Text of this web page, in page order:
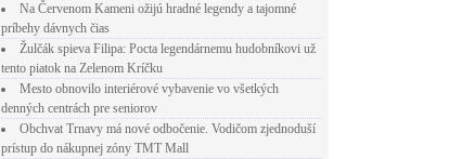
Na Červenom Kameni ožijú hradné legendy a tajomné
príbehy dávnych čias
Žulčák spieva Filipa: Pocta legendárnemu hudobníkovi už
tento piatok na Zelenom Kríčku
Mesto obnovilo interiérové vybavenie vo všetkých
denných centrách pre seniorov
Obchvat Trnavy má nové odbočenie. Vodičom zjednoduší
prístup do nákupnej zóny TMT Mall